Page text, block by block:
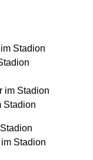
Stadion
im Stadion
Stadion
Stadion